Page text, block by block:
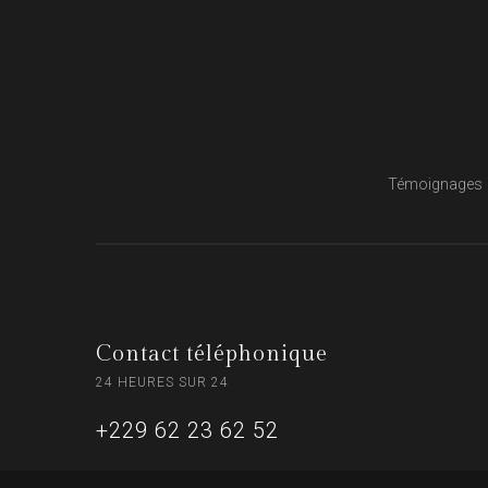
Témoignages
Contact téléphonique
24 HEURES SUR 24
+229 62 23 62 52